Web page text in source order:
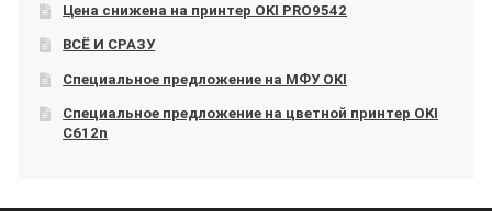
Цена снижена на принтер OKI PRO9542
ВСЁ И СРАЗУ
Специальное предложение на МФУ OKI
Специальное предложение на цветной принтер OKI
C612n